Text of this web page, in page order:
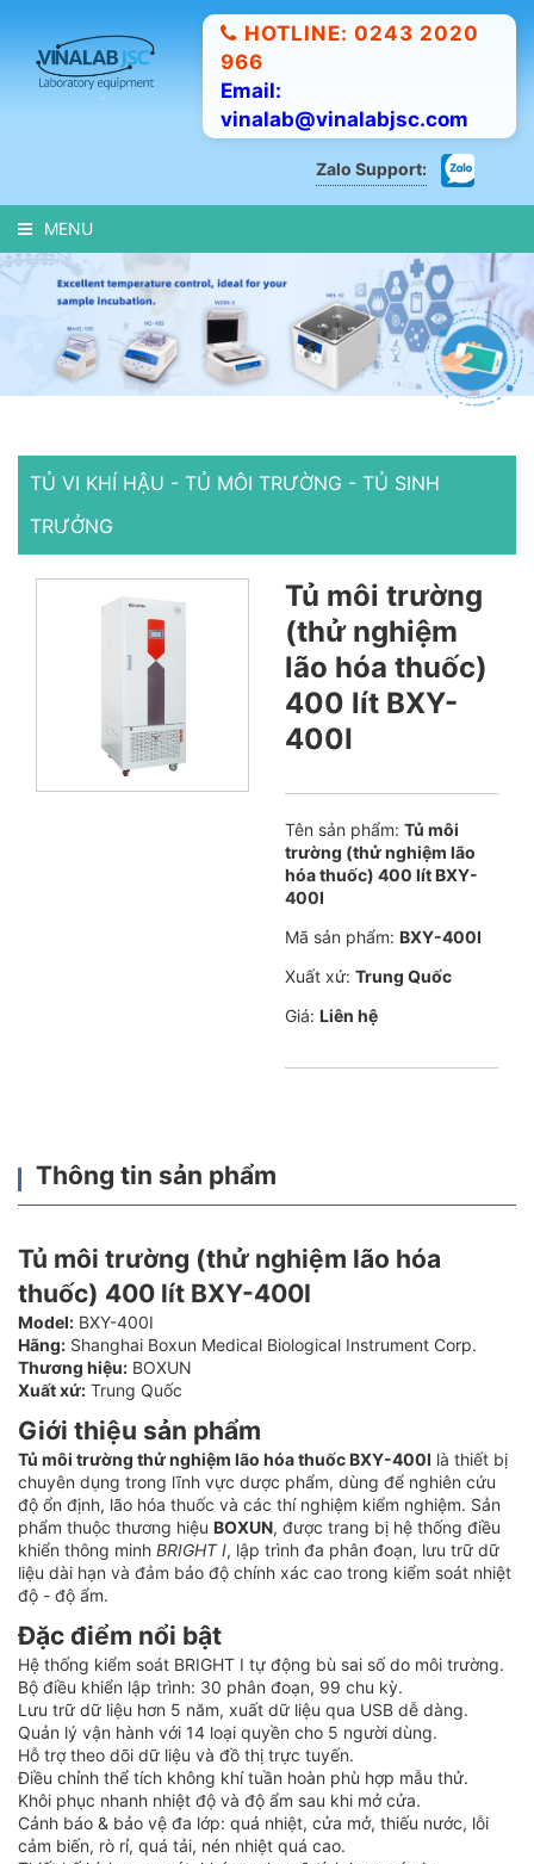
HOTLINE: 0243 2020
966
Email:
vinalab@vinalabjsc.com
Zalo Support:
MENU
TỦ VI KHÍ HẬU - TỦ MÔI TRƯỜNG - TỦ SINH
TRƯỞNG
Tủ môi trường
(thử nghiệm
lão hóa thuốc)
400 lít BXY-
400I
Tên sản phẩm: Tủ môi
trường (thử nghiệm lão
hóa thuốc) 400 lít BXY-
400I
Mã sản phẩm: BXY-400I
Xuất xứ: Trung Quốc
Giá: Liên hệ
Thông tin sản phẩm
Tủ môi trường (thử nghiệm lão hóa
thuốc) 400 lít BXY-400I
Model: BXY-400I
Hãng: Shanghai Boxun Medical Biological Instrument Corp.
Thương hiệu: BOXUN
Xuất xứ: Trung Quốc
Giới thiệu sản phẩm
Tủ môi trường thử nghiệm lão hóa thuốc BXY-400I là thiết bị
chuyên dụng trong lĩnh vực dược phẩm, dùng để nghiên cứu
độ ổn định, lão hóa thuốc và các thí nghiệm kiểm nghiệm. Sản
phẩm thuộc thương hiệu BOXUN, được trang bị hệ thống điều
khiển thông minh BRIGHT I, lập trình đa phân đoạn, lưu trữ dữ
liệu dài hạn và đảm bảo độ chính xác cao trong kiểm soát nhiệt
độ - độ ẩm.
Đặc điểm nổi bật
Hệ thống kiểm soát BRIGHT I tự động bù sai số do môi trường.
Bộ điều khiển lập trình: 30 phân đoạn, 99 chu kỳ.
Lưu trữ dữ liệu hơn 5 năm, xuất dữ liệu qua USB dễ dàng.
Quản lý vận hành với 14 loại quyền cho 5 người dùng.
Hỗ trợ theo dõi dữ liệu và đồ thị trực tuyến.
Điều chỉnh thể tích không khí tuần hoàn phù hợp mẫu thử.
Khôi phục nhanh nhiệt độ và độ ẩm sau khi mở cửa.
Cảnh báo & bảo vệ đa lớp: quá nhiệt, cửa mở, thiếu nước, lỗi
cảm biến, rò rỉ, quá tải, nén nhiệt quá cao.